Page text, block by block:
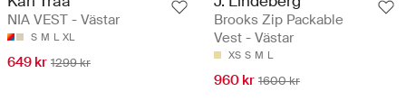
NIA VEST - Västar
S M L XL
649 kr 1299 kr
Brooks Zip Packable
Vest - Västar
XS S M L
960 kr 1600 kr